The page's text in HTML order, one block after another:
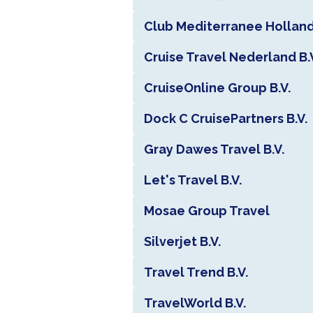
Club Mediterranee Holland
Cruise Travel Nederland
CruiseOnline Group B.V.
Dock C CruisePartners B.V.
Gray Dawes Travel B.V.
Let's Travel B.V.
Mosae Group Travel
Silverjet B.V.
Travel Trend B.V.
TravelWorld B.V.